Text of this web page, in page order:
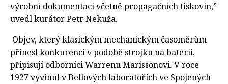
výrobní dokumentaci včetně propagačních tiskovin,”
uvedl kurátor Petr Nekuža.
Objev, který klasickým mechanickým časoměrům
přinesl konkurenci v podobě strojku na baterii,
připisují odborníci Warrenu Marissonovi. V roce
1927 vyvinul v Bellových laboratořích ve Spojených